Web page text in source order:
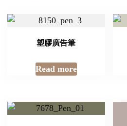
塑膠廣告筆
Read more